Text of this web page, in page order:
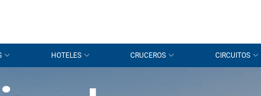
HOTELES CRUCEROS CIRCUITOS